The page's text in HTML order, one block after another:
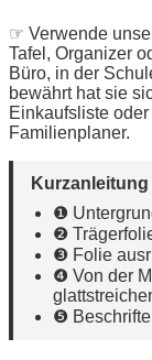
☞ Verwende
Tafel, Organizer
Büro, in der
bewährt hat sie
Einkaufsliste
Familienplaner.
❶
❷
❸ Folie
❹ Von der
❺